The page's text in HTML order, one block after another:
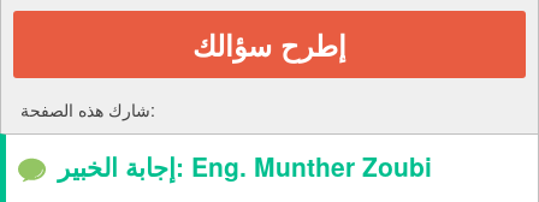
إطرح سؤالك
شارك هذه الصفحة:
إجابة الخبير: Eng. Munther Zoubi